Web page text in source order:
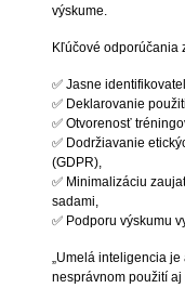
výskume.
Kľúčové odporúčania
✅ Jasne
✅ Deklarovanie
✅ Otvorenosť
✅ Dodržiavanie
(GDPR),
✅ Minimalizáciu
sadami,
✅ Podporu výskumu
„Umelá inteligencia
nesprávnom použití